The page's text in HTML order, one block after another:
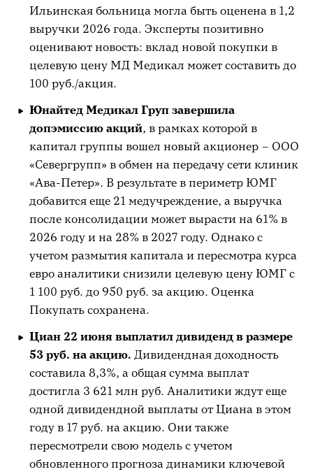
Ильинская больница могла быть оценена в 1,2
выручки 2026 года. Эксперты позитивно
оценивают новость: вклад новой покупки в
целевую цену МД Медикал может составить до
100 руб./акция.
Юнайтед Медикал Груп завершила
допэмиссию акций, в рамках которой в
капитал группы вошел новый акционер – ООО
«Севергрупп» в обмен на передачу сети клиник
«Ава-Петер». В результате в периметр ЮМГ
добавится еще 21 медучреждение, а выручка
после консолидации может вырасти на 61% в
2026 году и на 28% в 2027 году. Однако с
учетом размытия капитала и пересмотра курса
евро аналитики снизили целевую цену ЮМГ с
1 100 руб. до 950 руб. за акцию. Оценка
Покупать сохранена.
Циан 22 июня выплатил дивиденд в размере
53 руб. на акцию. Дивидендная доходность
составила 8,3%, а общая сумма выплат
достигла 3 621 млн руб. Аналитики ждут еще
одной дивидендной выплаты от Циана в этом
году в 17 руб. на акцию. Они также
пересмотрели свою модель с учетом
обновленного прогноза динамики ключевой